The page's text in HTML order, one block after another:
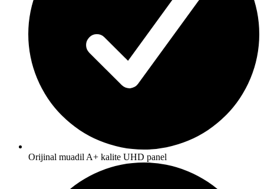
Orijinal muadil A+ kalite UHD panel